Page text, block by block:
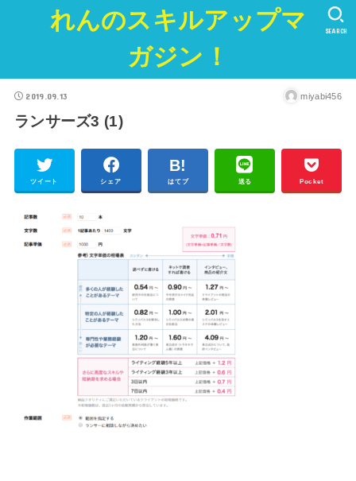
れんのスキルアップマ
ガジン！
SEARCH
2019.09.13 miyabi456
ランサーズ3 (1)
ツイート シェア はてブ 送る Pocket